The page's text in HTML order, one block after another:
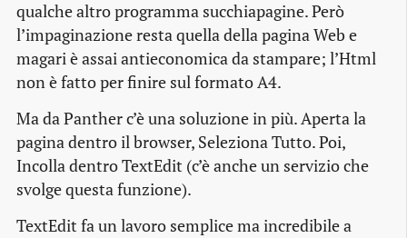
qualche altro programma succhiapagine. Però
l’impaginazione resta quella della pagina Web e
magari è assai antieconomica da stampare; l’Html
non è fatto per finire sul formato A4.
Ma da Panther c’è una soluzione in più. Aperta la
pagina dentro il browser, Seleziona Tutto. Poi,
Incolla dentro TextEdit (c’è anche un servizio che
svolge questa funzione).
TextEdit fa un lavoro semplice ma incredibile a